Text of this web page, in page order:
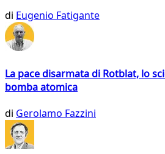
di Eugenio Fatigante
La pace disarmata di Rotblat, lo
bomba atomica
di Gerolamo Fazzini